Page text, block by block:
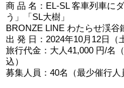
商 品 名：EL-SL 客車列車に
う」「SL大樹」
BRONZE LINE わたらせ渓谷
出 発 日：2024年10月12日（
旅行代金：大人41,000 円/名
込）
募集人員：40名（最少催行人